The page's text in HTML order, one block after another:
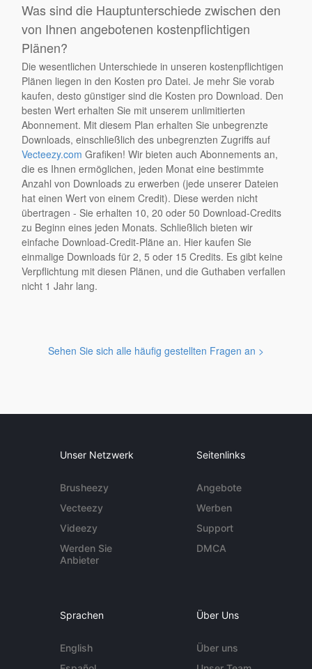
Was sind die Hauptunterschiede zwischen den
von Ihnen angebotenen kostenpflichtigen
Plänen?
Die wesentlichen Unterschiede in unseren kostenpflichtigen
Plänen liegen in den Kosten pro Datei. Je mehr Sie vorab
kaufen, desto günstiger sind die Kosten pro Download. Den
besten Wert erhalten Sie mit unserem unlimitierten
Abonnement. Mit diesem Plan erhalten Sie unbegrenzte
Downloads, einschließlich des unbegrenzten Zugriffs auf
Vecteezy.com Grafiken! Wir bieten auch Abonnements an,
die es Ihnen ermöglichen, jeden Monat eine bestimmte
Anzahl von Downloads zu erwerben (jede unserer Dateien
hat einen Wert von einem Credit). Diese werden nicht
übertragen - Sie erhalten 10, 20 oder 50 Download-Credits
zu Beginn eines jeden Monats. Schließlich bieten wir
einfache Download-Credit-Pläne an. Hier kaufen Sie
einmalige Downloads für 2, 5 oder 15 Credits. Es gibt keine
Verpflichtung mit diesen Plänen, und die Guthaben verfallen
nicht 1 Jahr lang.
Sehen Sie sich alle häufig gestellten Fragen an >
Unser Netzwerk
Brusheezy
Vecteezy
Videezy
Werden Sie
Anbieter
Seitenlinks
Angebote
Werben
Support
DMCA
Sprachen
English
Über Uns
Über uns